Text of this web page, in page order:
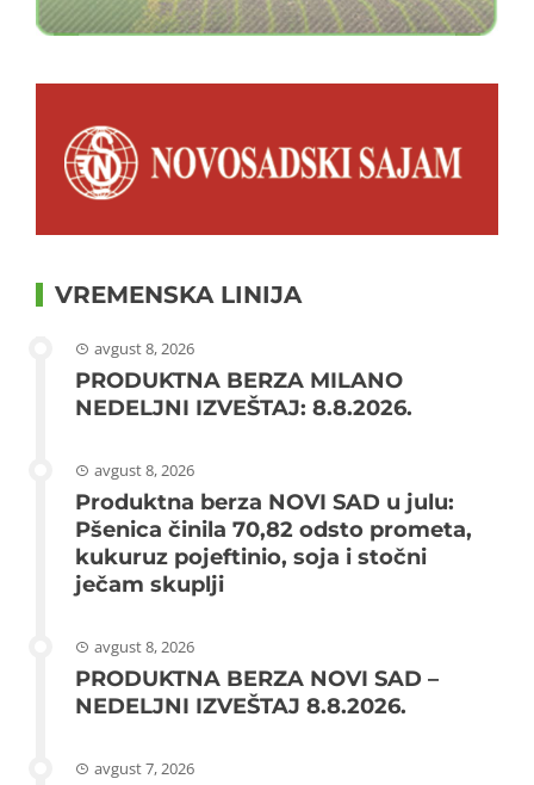
VREMENSKA LINIJA
avgust 8, 2026
PRODUKTNA BERZA MILANO
NEDELJNI IZVEŠTAJ: 8.8.2026.
avgust 8, 2026
Produktna berza NOVI SAD u julu:
Pšenica činila 70,82 odsto prometa,
kukuruz pojeftinio, soja i stočni
ječam skuplji
avgust 8, 2026
PRODUKTNA BERZA NOVI SAD –
NEDELJNI IZVEŠTAJ 8.8.2026.
avgust 7, 2026